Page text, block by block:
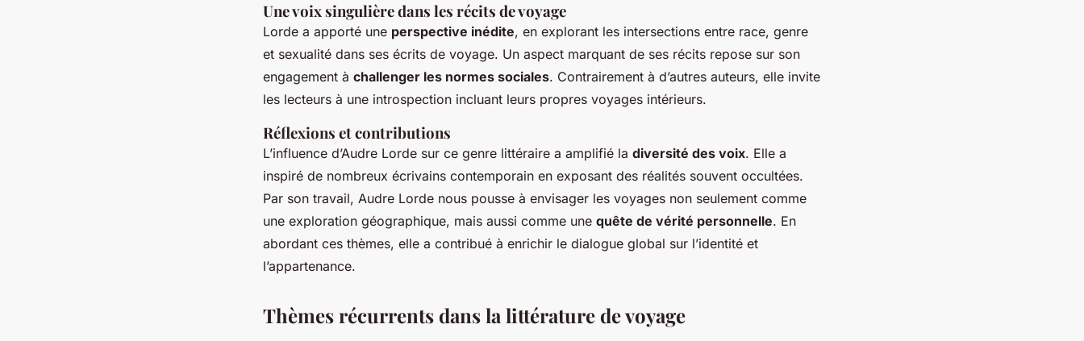
Une voix singulière dans les récits de voyage
Lorde a apporté une perspective inédite, en explorant les intersections entre race, genre
et sexualité dans ses écrits de voyage. Un aspect marquant de ses récits repose sur son
engagement à challenger les normes sociales. Contrairement à d’autres auteurs, elle invite
les lecteurs à une introspection incluant leurs propres voyages intérieurs.
Réflexions et contributions
L’influence d’Audre Lorde sur ce genre littéraire a amplifié la diversité des voix. Elle a
inspiré de nombreux écrivains contemporain en exposant des réalités souvent occultées.
Par son travail, Audre Lorde nous pousse à envisager les voyages non seulement comme
une exploration géographique, mais aussi comme une quête de vérité personnelle. En
abordant ces thèmes, elle a contribué à enrichir le dialogue global sur l’identité et
l’appartenance.
Thèmes récurrents dans la littérature de voyage